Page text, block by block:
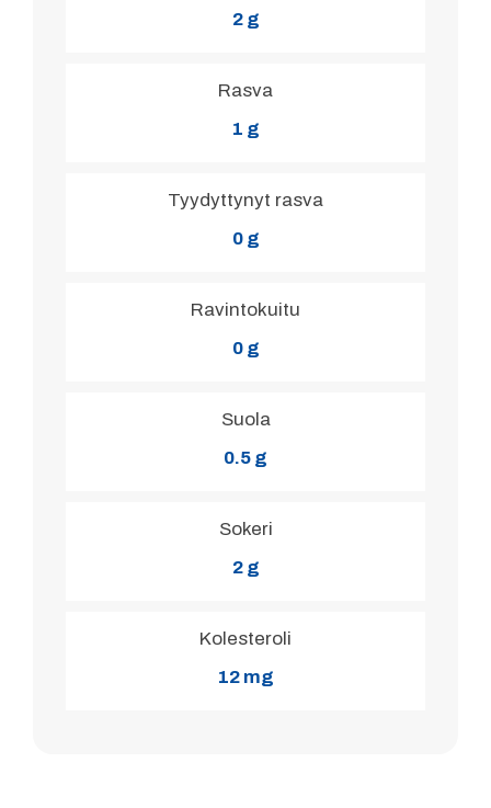
2 g
Rasva
1 g
Tyydyttynyt rasva
0 g
Ravintokuitu
0 g
Suola
0.5 g
Sokeri
2 g
Kolesteroli
12 mg